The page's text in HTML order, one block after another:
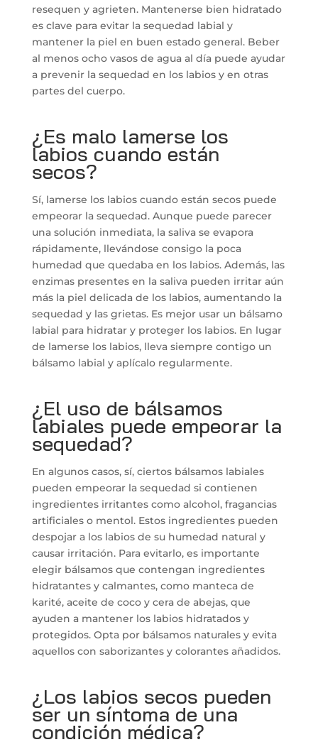
resequen y agrieten. Mantenerse bien hidratado
es clave para evitar la sequedad labial y
mantener la piel en buen estado general. Beber
al menos ocho vasos de agua al día puede ayudar
a prevenir la sequedad en los labios y en otras
partes del cuerpo.
¿Es malo lamerse los
labios cuando están
secos?
Sí, lamerse los labios cuando están secos puede
empeorar la sequedad. Aunque puede parecer
una solución inmediata, la saliva se evapora
rápidamente, llevándose consigo la poca
humedad que quedaba en los labios. Además, las
enzimas presentes en la saliva pueden irritar aún
más la piel delicada de los labios, aumentando la
sequedad y las grietas. Es mejor usar un bálsamo
labial para hidratar y proteger los labios. En lugar
de lamerse los labios, lleva siempre contigo un
bálsamo labial y aplícalo regularmente.
¿El uso de bálsamos
labiales puede empeorar la
sequedad?
En algunos casos, sí, ciertos bálsamos labiales
pueden empeorar la sequedad si contienen
ingredientes irritantes como alcohol, fragancias
artificiales o mentol. Estos ingredientes pueden
despojar a los labios de su humedad natural y
causar irritación. Para evitarlo, es importante
elegir bálsamos que contengan ingredientes
hidratantes y calmantes, como manteca de
karité, aceite de coco y cera de abejas, que
ayuden a mantener los labios hidratados y
protegidos. Opta por bálsamos naturales y evita
aquellos con saborizantes y colorantes añadidos.
¿Los labios secos pueden
ser un síntoma de una
condición médica?